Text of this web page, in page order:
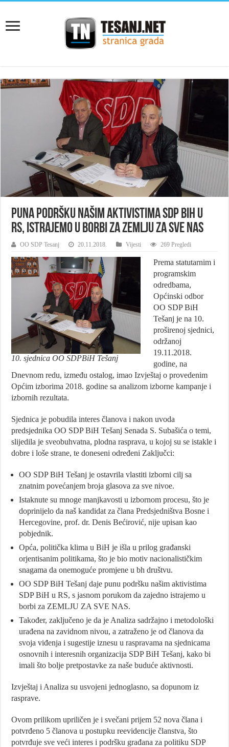
Puna podršku našim aktivistima SDP BiH u
RS, istrajemo u borbi za ZEMLJU ZA SVE NAS
OO SDP Tesanj 20.11.2018. Vijesti 269 Pregledi
10. sjednica OO SDPBiH Tešanj
Prema statutarnim i
programskim
odredbama,
Općinski odbor
OO SDP BiH
Tešanj je na 10.
proširenoj sjednici,
održanoj
19.11.2018.
godine, na
Dnevnom redu, između ostalog, imao Izvještaj o provedenim
Općim izborima 2018. godine sa analizom izborne kampanje i
izbornih rezultata.
Sjednica je pobudila interes članova i nakon uvoda
predsjednika OO SDP BiH Tešanj Senada S. Subašića o temi,
slijedila je sveobuhvatna, plodna rasprava, u kojoj su se istakle i
dobre i loše strane, te doneseni određeni Zaključci:
OO SDP BiH Tešanj je ostavrila vlastiti izborni cilj sa
znatnim povećanjem broja glasova za sve nivoe.
Istaknute su mnoge manjkavosti u izbornom procesu, što je
doprinijelo da naš kandidat za člana Predsjedništva Bosne i
Hercegovine, prof. dr. Denis Bećirović, nije upisan kao
pobjednik.
Opća, politička klima u BiH je išla u prilog građanski
orjentisanim politikama, što je bio motiv nacionalističkim
snagama da onemoguće promjene u bh društvu.
OO SDP BiH Tešanj daje punu podršku našim aktivistima
SDP BiH u RS, s jasnom porukom da zajedno istrajemo u
borbi za ZEMLJU ZA SVE NAS.
Također, zaključeno je da je Analiza sadržajno i metodološki
urađena na zavidnom nivou, a zatraženo je od članova da
svoja viđenja i sugestije iznesu u raspravama na sjednicama
osnovnih i interesnih organizacija SDP BiH Tešanj, kako bi
imali što bolje pretpostavke za naše buduće aktivnosti.
Izvještaj i Analiza su usvojeni jednoglasno, sa dopunom iz
rasprave.
Ovom prilikom upriličen je i svečani prijem 52 nova člana i
potvrđeno 5 članova u postupku reevidencije članstva, što
potvrđuje sve veći interes i podršku građana za politiku SDP